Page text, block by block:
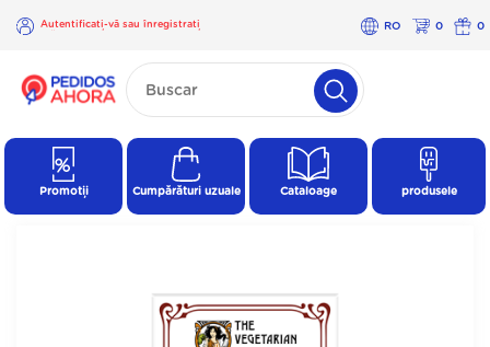
Autentificați-vă sau înregistrați
RO 0 0
×
Autentificați-
înregistrați-
Promoții Cumpărături uzuale Cataloage produsele